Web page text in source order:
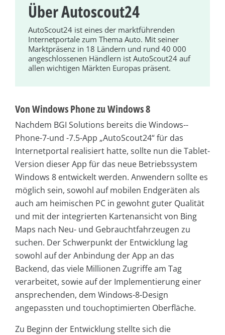
Über Autoscout24
AutoScout24 ist eines der marktführenden
Internetportale zum Thema Auto. Mit seiner
Marktpräsenz in 18 Ländern und rund 40 000
angeschlossenen Händlern ist AutoScout24 auf
allen wichtigen Märkten Europas präsent.
Von Windows Phone zu Windows 8
Nachdem BGI Solutions bereits die Win­dows-­
Phone-7-und -7.5-App „AutoScout24“ für das
Internetportal realisiert hatte, sollte nun die Tablet-
Version dieser App für das neue Betriebssystem
Windows 8 entwickelt werden. Anwendern sollte es
möglich sein, sowohl auf mobilen Endgeräten als
auch am heimischen PC in gewohnt guter Qualität
und mit der integrierten Kartenansicht von Bing
Maps nach Neu- und Gebrauchtfahrzeugen zu
suchen. Der Schwerpunkt der Entwicklung lag
sowohl auf der Anbindung der App an das
Backend, das viele Millionen Zugriffe am Tag
verarbeitet, sowie auf der Implementierung einer
ansprechenden, dem Windows-8-Design
angepassten und touchoptimierten Oberfläche.
Zu Beginn der Entwicklung stellte sich die